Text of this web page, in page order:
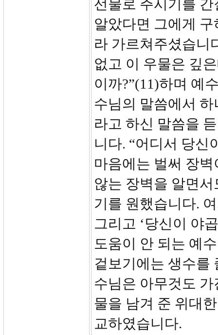
선물로 주시기를
알았다면 그에게
라 가르쳐주셨습니
없고 이 우물은 깊
이까?”(11)하며 예
수님의 말씀에서
라고 하신 말씀을
니다. “어디서 당신
마음에는 벌써 장
않는 장벽을 알면
기를 원했습니다.
그리고 ‘당신이 야
도움이 안 되는 예
겉보기에는 생수를
수님은 아무것도
물을 남겨 준 위대
교하였습니다.